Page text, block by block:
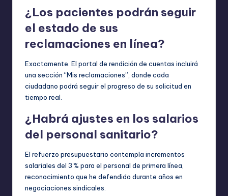
¿Los pacientes podrán seguir
el estado de sus
reclamaciones en línea?
Exactamente. El portal de rendición de cuentas incluirá
una sección “Mis reclamaciones”, donde cada
ciudadano podrá seguir el progreso de su solicitud en
tiempo real.
¿Habrá ajustes en los salarios
del personal sanitario?
El refuerzo presupuestario contempla incrementos
salariales del 3 % para el personal de primera línea,
reconocimiento que he defendido durante años en
negociaciones sindicales.